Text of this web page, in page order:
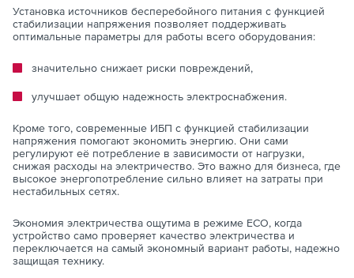
Установка источников бесперебойного питания с функцией
стабилизации напряжения позволяет поддерживать
оптимальные параметры для работы всего оборудования:
значительно снижает риски повреждений,
улучшает общую надежность электроснабжения.
Кроме того, современные ИБП с функцией стабилизации
напряжения помогают экономить энергию. Они сами
регулируют её потребление в зависимости от нагрузки,
снижая расходы на электричество. Это важно для бизнеса, где
высокое энергопотребление сильно влияет на затраты при
нестабильных сетях.
Экономия электричества ощутима в режиме ECO, когда
устройство само проверяет качество электричества и
переключается на самый экономный вариант работы, надежно
защищая технику.